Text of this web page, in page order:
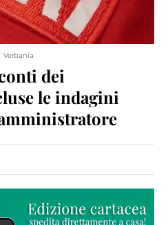
Verbania
dei
le indagini